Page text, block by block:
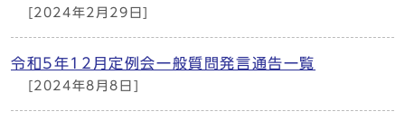
[2024年2月29日]
令和5年12月定例会一般質問発言通告一覧
[2024年8月8日]